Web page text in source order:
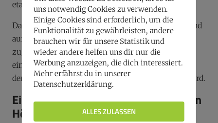
etablierten Muster zu verlassen.
Danke an Martell Beck – das war wirklich ein Abend
auf der Überholspur! Danke für den ehrlichen und
zugleich entwaffnenden Blick hinter die Kulissen
einer Kampagne, die zwar gestoppt wurde, aber in
den Köpfen der Marketer noch lange nachhallen wird.
Ein Abend mit Zugkraft – Marketing in
Höchstgeschwindigkeit!
uns notwendig Cookies zu verwenden.
Einige Cookies sind erforderlich, um die
Funktionalität zu gewährleisten, andere
brauchen wir für unsere Statistik und
wieder andere helfen uns dir nur die
Werbung anzuzeigen, die dich interessiert.
Mehr erfährst du in unserer
Datenschutzerklärung.
ALLES ZULASSEN